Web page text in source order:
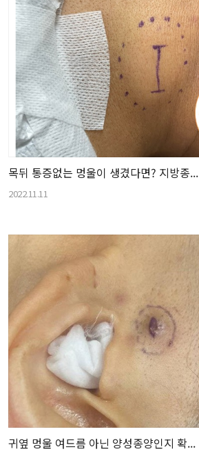
목뒤 통증없는 멍울이 생겼다면? 지방종...
2022.11.11
귀옆 멍울 여드름 아닌 양성종양인지 확...